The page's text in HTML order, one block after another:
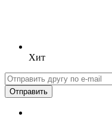
Хит
Отправить